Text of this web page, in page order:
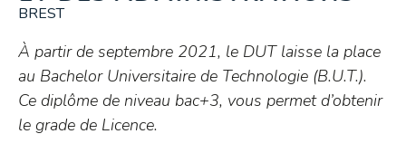
BREST
À partir de septembre 2021, le DUT laisse la place
au Bachelor Universitaire de Technologie (B.U.T.).
Ce diplôme de niveau bac+3, vous permet d’obtenir
le grade de Licence.